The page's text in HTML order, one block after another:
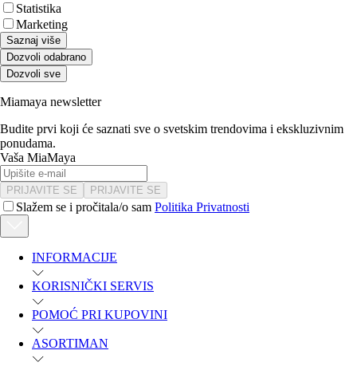
Statistika
Marketing
Saznaj više
Dozvoli odabrano
Dozvoli sve
Miamaya newsletter
Budite prvi koji će saznati sve o svetskim trendovima i ekskluzivnim
ponudama.
Vaša MiaMaya
PRIJAVITE SE PRIJAVITE SE
Slažem se i pročitala/o sam Politika Privatnosti
INFORMACIJE
KORISNIČKI SERVIS
POMOĆ PRI KUPOVINI
ASORTIMAN